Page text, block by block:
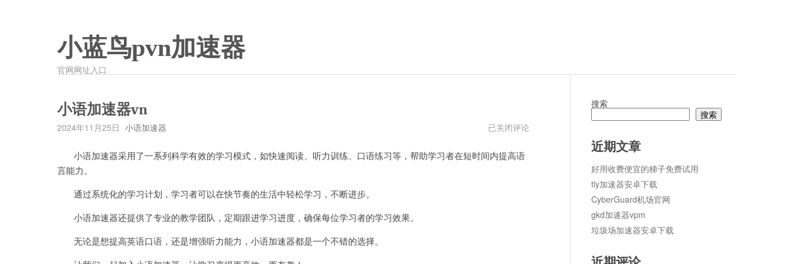
小蓝鸟pvn加速器
官网网址入口
小语加速器vn
2024年11月25日 小语加速器
小
速
已关闭评论
小语加速器采用了一系列科学有效的学习模式，如快速阅读、听力训练、口语练习等，帮助学习者在短时间内提高语
言能力。
通过系统化的学习计划，学习者可以在快节奏的生活中轻松学习，不断进步。
小语加速器还提供了专业的教学团队，定期跟进学习进度，确保每位学习者的学习效果。
无论是想提高英语口语，还是增强听力能力，小语加速器都是一个不错的选择。
搜索
搜索
近期文章
好用收费便宜的梯子免费试用
tly加速器安卓下载
CyberGuard机场官网
gkd加速器vpm
垃圾场加速器安卓下载